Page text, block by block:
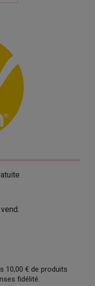
10,00 € de produits
fidélité.